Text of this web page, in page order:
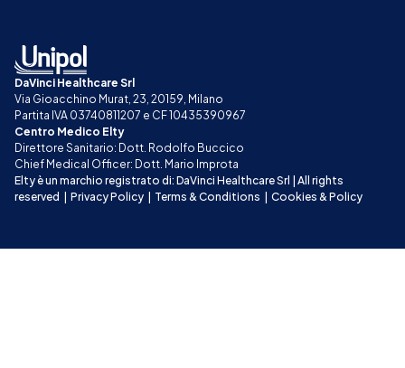
DaVinci Healthcare Srl
Via Gioacchino Murat, 23, 20159, Milano
Partita IVA 03740811207 e CF 10435390967
Centro Medico Elty
Direttore Sanitario: Dott. Rodolfo Buccico
Chief Medical Officer: Dott. Mario Improta
Elty è un marchio registrato di: DaVinci Healthcare Srl | All rights
reserved | Privacy Policy | Terms & Conditions | Cookies & Policy